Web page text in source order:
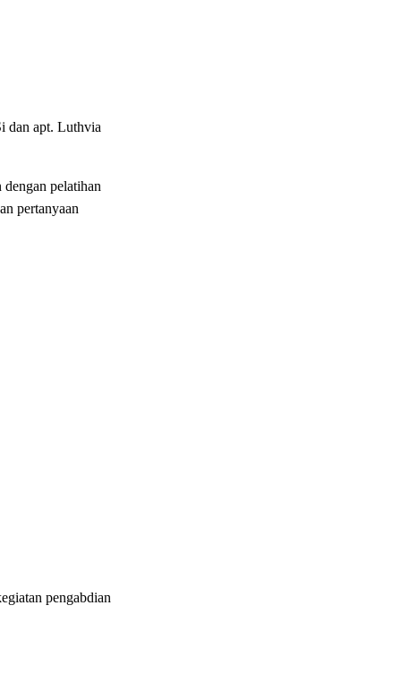
dan apt. Luthvia
pelatihan
pertanyaan
pengabdian